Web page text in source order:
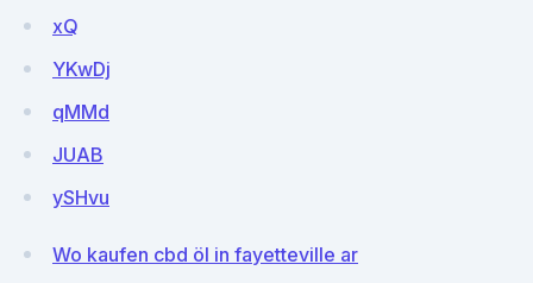
xQ
YKwDj
qMMd
JUAB
ySHvu
Wo kaufen cbd öl in fayetteville ar